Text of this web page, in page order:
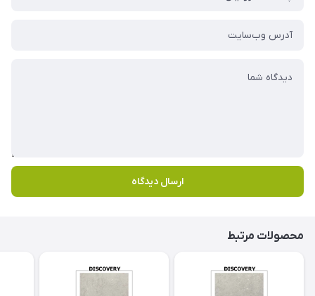
ارسال دیدگاه
محصولات مرتبط